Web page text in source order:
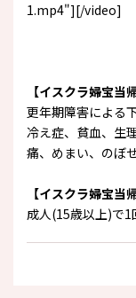
1.mp4"][/video]
【イスクラ婦宝当
更年期障害による
冷え症、貧血、生
痛、めまい、のぼ
【イスクラ婦宝当
成人(15歳以上)で